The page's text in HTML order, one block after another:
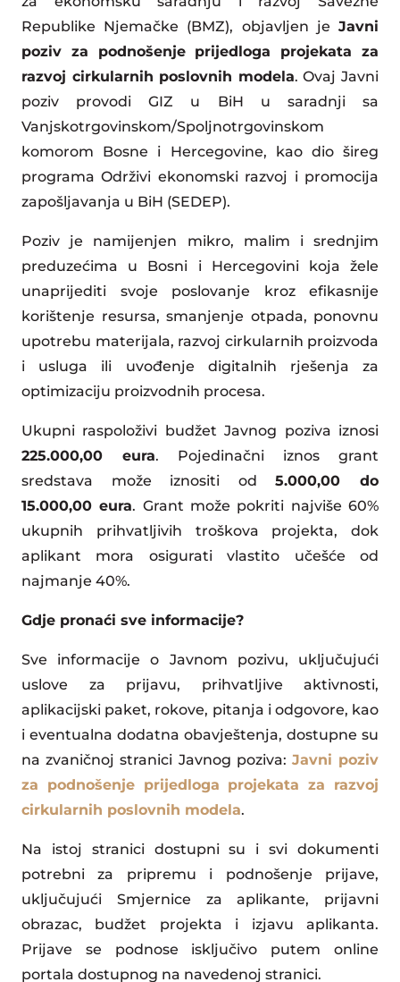
Republike Njemačke (BMZ), objavljen je Javni
poziv za podnošenje prijedloga projekata za
razvoj cirkularnih poslovnih modela. Ovaj Javni
poziv provodi GIZ u BiH u saradnji sa
Vanjskotrgovinskom/Spoljnotrgovinskom
komorom Bosne i Hercegovine, kao dio šireg
programa Održivi ekonomski razvoj i promocija
zapošljavanja u BiH (SEDEP).
Poziv je namijenjen mikro, malim i srednjim
preduzećima u Bosni i Hercegovini koja žele
unaprijediti svoje poslovanje kroz efikasnije
korištenje resursa, smanjenje otpada, ponovnu
upotrebu materijala, razvoj cirkularnih proizvoda
i usluga ili uvođenje digitalnih rješenja za
optimizaciju proizvodnih procesa.
Ukupni raspoloživi budžet Javnog poziva iznosi
225.000,00 eura. Pojedinačni iznos grant
sredstava može iznositi od5.000,00 do
15.000,00 eura. Grant može pokriti najviše 60%
ukupnih prihvatljivih troškova projekta, dok
aplikant mora osigurati vlastito učešće od
najmanje 40%.
Gdje pronaći sve informacije?
Sve informacije o Javnom pozivu, uključujući
uslove za prijavu, prihvatljive aktivnosti,
aplikacijski paket, rokove, pitanja i odgovore, kao
i eventualna dodatna obavještenja, dostupne su
na zvaničnoj stranici Javnog poziva: Javni poziv
za podnošenje prijedloga projekata za razvoj
cirkularnih poslovnih modela.
Na istoj stranici dostupni su i svi dokumenti
potrebni za pripremu i podnošenje prijave,
uključujući Smjernice za aplikante, prijavni
obrazac, budžet projekta i izjavu aplikanta.
Prijave se podnose isključivo putem online
portala dostupnog na navedenoj stranici.